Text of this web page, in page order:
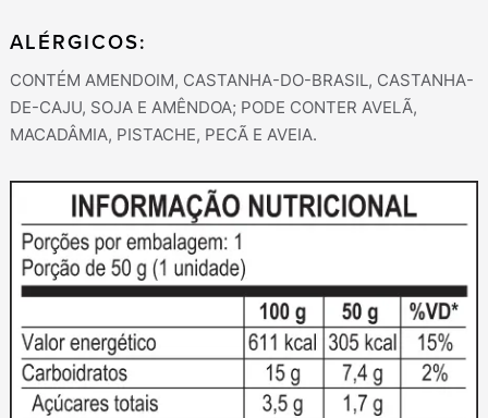
ALÉRGICOS:
CONTÉM AMENDOIM, CASTANHA-DO-BRASIL, CASTANHA-
DE-CAJU, SOJA E AMÊNDOA; PODE CONTER AVELÃ,
MACADÂMIA, PISTACHE, PECÃ E AVEIA.